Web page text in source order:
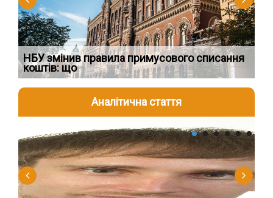
НБУ змінив правила примусового списання
коштів: що
Аналітична стаття
2026-08-04